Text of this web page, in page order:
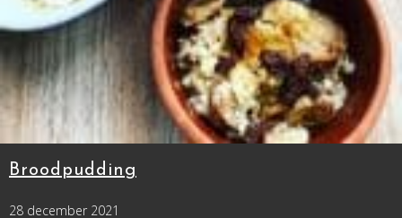
Broodpudding
28 december 2021